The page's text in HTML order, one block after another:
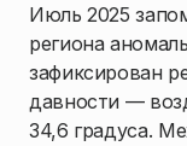
Июль 2025
региона
зафиксирован
давности —
34,6 градуса.